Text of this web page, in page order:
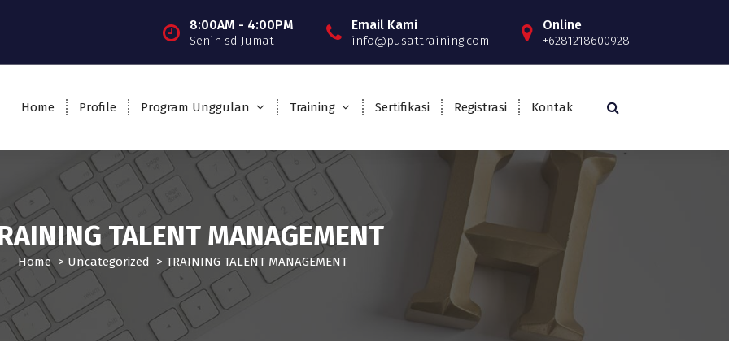
8:00AM - 4:00PM
Senin sd Jumat
Email Kami
info@pusattraining.com
Online
+6281218600928
Home Profile Program Unggulan Training Sertifikasi Registrasi Kontak
TALENT MANAGEMENT
Home> Uncategorized > TRAINING TALENT MANAGEMENT